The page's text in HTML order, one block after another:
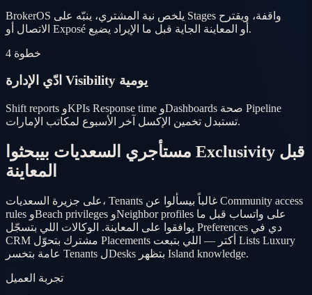
BrokerOS يلخص نية المشتري، ينبّه على Stages واقفة، ويقترح
الاتصال أو Exposé أو المعاينة الجاية قبل ما الإيراد يضيع.
خطوة 4
ادّي الإدارة Visibility يومية
Shift reports وKPIs Response time وDashboards صحة Pipeline
تستبدل تخمين الإكسل آخر الأسبوع لمكاتب الإمارات.
مستأجري السعديات بيبحثوا Exclusivity قبل
المعاينة
على جزيرة السعديات، Tenants غالباً بيسألوا عن Community access
rules وBeach privileges وNeighbor profiles على واتساب قبل ما
يوافقوا على المعاينة. الوكالات اللي بتسجّل Preferences دي في
CRM مشترك بتحوّل Placements أكتر — اللي بتبعت Lists Luxury
عامة بتخسر Tenants لDesks بتظهر Island knowledge.
تجربة العميل